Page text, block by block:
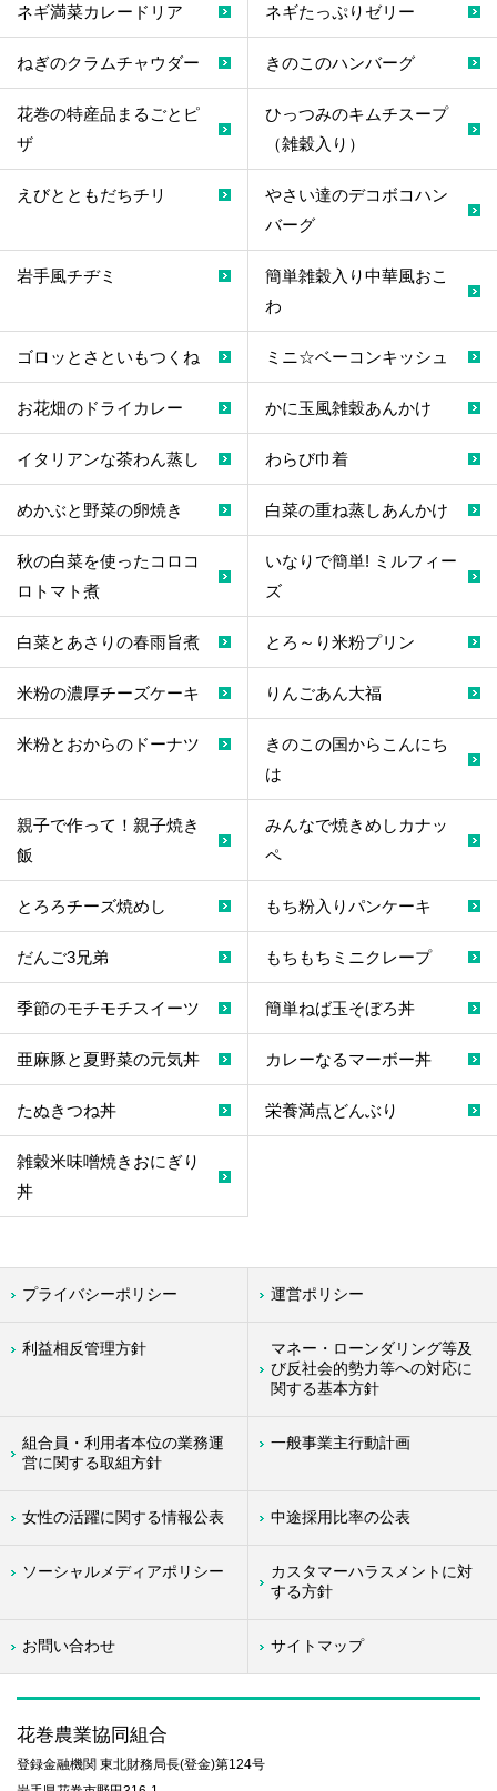
ネギ満菜カレードリア ネギたっぷりゼリー
ねぎのクラムチャウダー きのこのハンバーグ
花巻の特産品まるごとピ
ザ
ひっつみのキムチスープ
（雑穀入り）
えびとともだちチリ
やさい達のデコボコハン
バーグ
岩手風チヂミ
簡単雑穀入り中華風おこ
わ
ゴロッとさといもつくね ミニ☆ベーコンキッシュ
お花畑のドライカレー かに玉風雑穀あんかけ
イタリアンな茶わん蒸し わらび巾着
めかぶと野菜の卵焼き 白菜の重ね蒸しあんかけ
秋の白菜を使ったコロコ
ロトマト煮
いなりで簡単! ミルフィー
ズ
白菜とあさりの春雨旨煮 とろ～り米粉プリン
米粉の濃厚チーズケーキ りんごあん大福
米粉とおからのドーナツ
きのこの国からこんにち
は
親子で作って！親子焼き
飯
みんなで焼きめしカナッ
ペ
とろろチーズ焼めし もち粉入りパンケーキ
だんご3兄弟 もちもちミニクレープ
季節のモチモチスイーツ 簡単ねば玉そぼろ丼
亜麻豚と夏野菜の元気丼 カレーなるマーボー丼
たぬきつね丼 栄養満点どんぶり
雑穀米味噌焼きおにぎり
丼
プライバシーポリシー 運営ポリシー
利益相反管理方針
マネー・ローンダリング等及
び反社会的勢力等への対応に
関する基本方針
組合員・利用者本位の業務運
営に関する取組方針
一般事業主行動計画
女性の活躍に関する情報公表 中途採用比率の公表
ソーシャルメディアポリシー
カスタマーハラスメントに対
する方針
お問い合わせ サイトマップ
花巻農業協同組合
登録金融機関 東北財務局長(登金)第124号